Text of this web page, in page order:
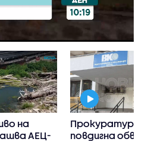
на
АЕЦ-
повдигна